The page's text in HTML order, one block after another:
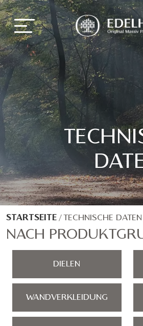
STARTSEITE / TECHNISCHE DATEN
NACH
DIELEN
WANDVERKLEIDUNG